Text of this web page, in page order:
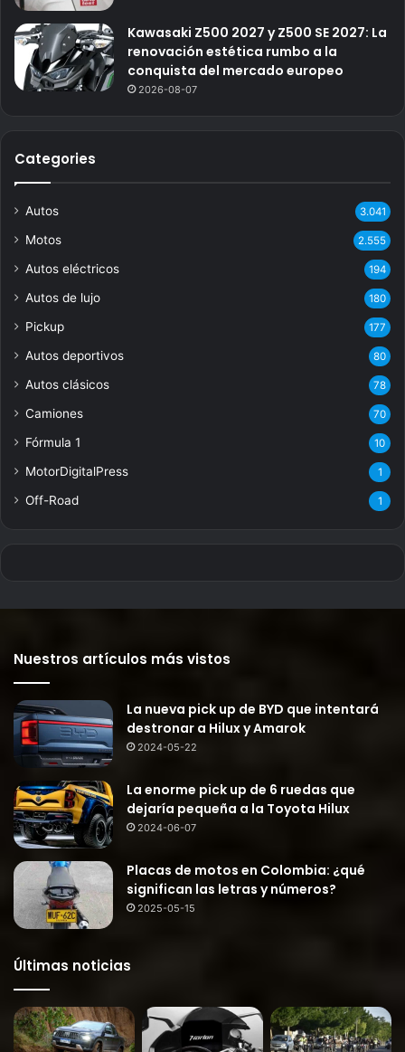
Kawasaki Z500 2027 y Z500 SE 2027: La
renovación estética rumbo a la
conquista del mercado europeo
2026-08-07
Categories
Autos 3.041
Motos 2.555
Autos eléctricos 194
Autos de lujo 180
Pickup 177
Autos deportivos 80
Autos clásicos 78
Camiones 70
Fórmula 1 10
MotorDigitalPress 1
Off-Road 1
Nuestros artículos más vistos
La nueva pick up de BYD que intentará
destronar a Hilux y Amarok
2024-05-22
La enorme pick up de 6 ruedas que
dejaría pequeña a la Toyota Hilux
2024-06-07
Placas de motos en Colombia: ¿qué
significan las letras y números?
2025-05-15
Últimas noticias